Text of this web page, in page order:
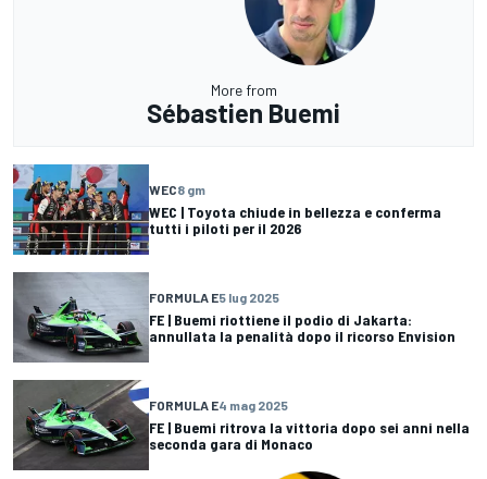
More from
Sébastien Buemi
WEC8 gm
WEC | Toyota chiude in bellezza e conferma
tutti i piloti per il 2026
FORMULA E5 lug 2025
FE | Buemi riottiene il podio di Jakarta:
annullata la penalità dopo il ricorso Envision
FORMULA E4 mag 2025
FE | Buemi ritrova la vittoria dopo sei anni nella
seconda gara di Monaco